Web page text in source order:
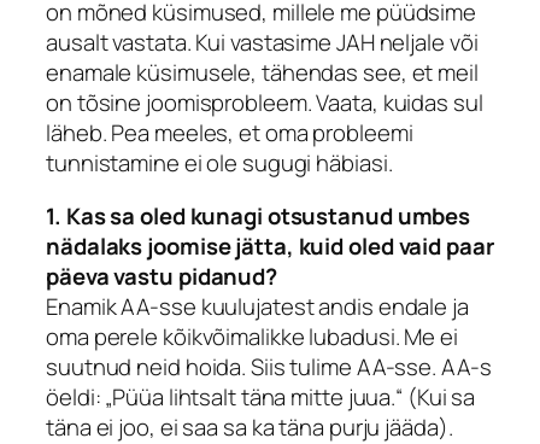
on mõned küsimused, millele me püüdsime
ausalt vastata. Kui vastasime JAH neljale või
enamale küsimusele, tähendas see, et meil
on tõsine joomisprobleem. Vaata, kuidas sul
läheb. Pea meeles, et oma probleemi
tunnistamine ei ole sugugi häbiasi.
1. Kas sa oled kunagi otsustanud umbes
nädalaks joomise jätta, kuid oled vaid paar
päeva vastu pidanud?
Enamik AA-sse kuulujatest andis endale ja
oma perele kõikvõimalikke lubadusi. Me ei
suutnud neid hoida. Siis tulime AA-sse. AA-s
öeldi: „Püüa lihtsalt täna mitte juua.“ (Kui sa
täna ei joo, ei saa sa ka täna purju jääda).